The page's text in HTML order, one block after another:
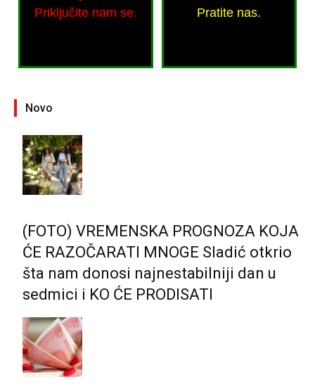
Priključite nam se.
Pratite nas.
Novo
(FOTO) VREMENSKA PROGNOZA KOJA
ĆE RAZOČARATI MNOGE Sladić otkrio
šta nam donosi najnestabilniji dan u
sedmici i KO ĆE PRODISATI